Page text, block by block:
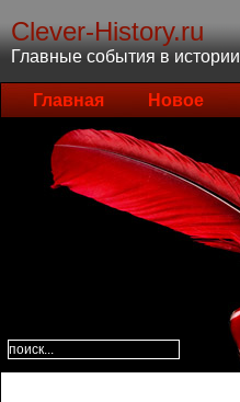
Clever-History.ru
Главные события в истории
Главная Новое